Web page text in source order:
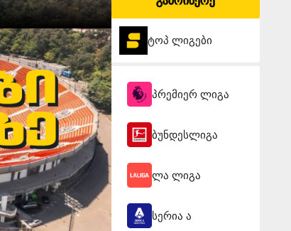
ტოპ ლიგები
პრემიერ ლიგა
ბუნდესლიგა
ლა ლიგა
სერია ა